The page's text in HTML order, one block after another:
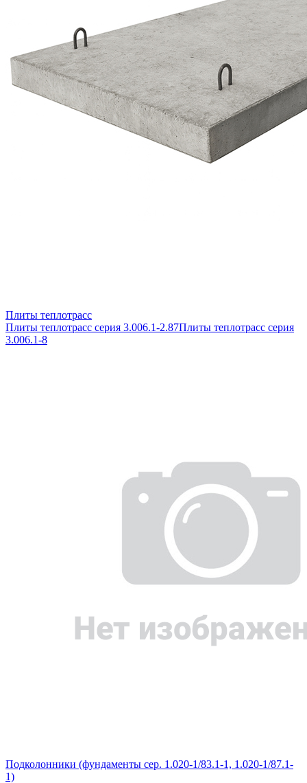
Плиты теплотрасс
Плиты теплотрасс серия 3.006.1-2.87Плиты теплотрасс серия
3.006.1-8
Подколонники (фундаменты сер. 1.020-1/83.1-1, 1.020-1/87.1-
1)